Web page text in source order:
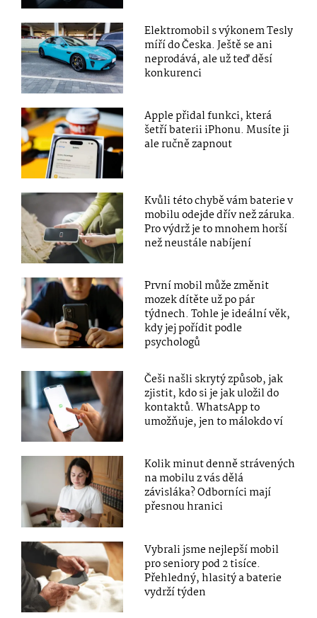
Elektromobil s výkonem Tesly
míří do Česka. Ještě se ani
neprodává, ale už teď děsí
konkurenci
Apple přidal funkci, která
šetří baterii iPhonu. Musíte ji
ale ručně zapnout
Kvůli této chybě vám baterie v
mobilu odejde dřív než záruka.
Pro výdrž je to mnohem horší
než neustále nabíjení
První mobil může změnit
mozek dítěte už po pár
týdnech. Tohle je ideální věk,
kdy jej pořídit podle
psychologů
Češi našli skrytý způsob, jak
zjistit, kdo si je jak uložil do
kontaktů. WhatsApp to
umožňuje, jen to málokdo ví
Kolik minut denně strávených
na mobilu z vás dělá
závisláka? Odborníci mají
přesnou hranici
Vybrali jsme nejlepší mobil
pro seniory pod 2 tisíce.
Přehledný, hlasitý a baterie
vydrží týden